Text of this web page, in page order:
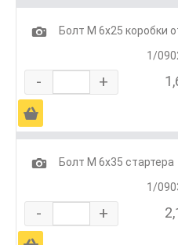
1
Болт М 6х25 коробки
1/
- +
Ä
1
Болт М 6х35 стартера
1/
- +